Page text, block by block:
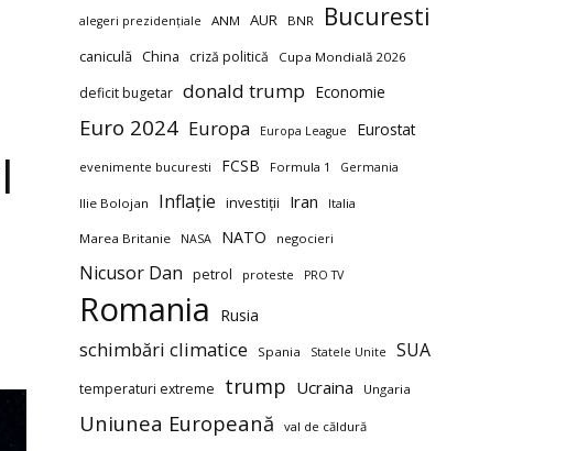
alegeri prezidențiale ANM AUR BNR Bucuresti
caniculă China criză politică Cupa Mondială 2026
deficit bugetar donald trump Economie
Euro 2024 Europa Europa League Eurostat
evenimente bucuresti FCSB Formula 1 Germania
Ilie Bolojan Inflație investiții Iran Italia
Marea Britanie NASA NATO negocieri
Nicusor Dan petrol proteste PRO TV
Romania Rusia
schimbări climatice Spania Statele Unite SUA
temperaturi extreme trump Ucraina Ungaria
Uniunea Europeană val de căldură